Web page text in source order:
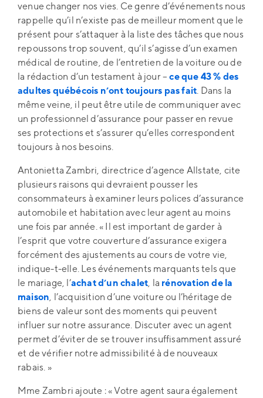
venue changer nos vies. Ce genre d’événements nous
rappelle qu’il n’existe pas de meilleur moment que le
présent pour s’attaquer à la liste des tâches que nous
repoussons trop souvent, qu’il s’agisse d’un examen
médical de routine, de l’entretien de la voiture ou de
la rédaction d’un testament à jour –ce que 43 % des
adultes québécois n’ont toujours pas fait. Dans la
même veine, il peut être utile de communiquer avec
un professionnel d’assurance pour passer en revue
ses protections et s’assurer qu’elles correspondent
toujours à nos besoins.
Antonietta Zambri, directrice d’agence Allstate, cite
plusieurs raisons qui devraient pousser les
consommateurs à examiner leurs polices d’assurance
automobile et habitation avec leur agent au moins
une fois par année. « Il est important de garder à
l’esprit que votre couverture d’assurance exigera
forcément des ajustements au cours de votre vie,
indique-t-elle. Les événements marquants tels que
le mariage, l’achat d’un chalet, la rénovation de la
maison, l’acquisition d’une voiture ou l’héritage de
biens de valeur sont des moments qui peuvent
influer sur notre assurance. Discuter avec un agent
permet d’éviter de se trouver insuffisamment assuré
et de vérifier notre admissibilité à de nouveaux
rabais. »
Mme Zambri ajoute : « Votre agent saura également